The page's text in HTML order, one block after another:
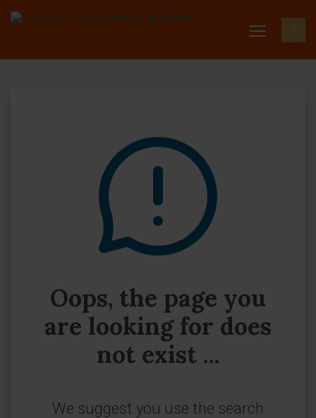
Oops, the page you
are looking for does
not exist ...
We suggest you use the search